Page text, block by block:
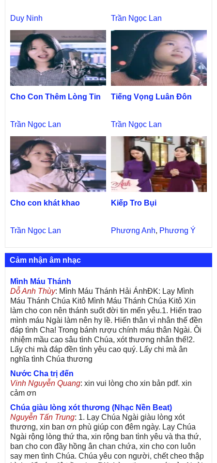
Duy Ninh Trần Ngọc Lan
Cho Con Thêm Lòng Tin
Trần Ngọc Lan
Tiếng Vọng Luân Đôn
Trần Ngọc Lan
Cho con khát khao
Trần Ngọc Lan
Kiếp Tro Bụi
Phương Anh, Phương Ý
Cảm nhận âm nhạc
Mình Máu Thánh
Dỗ Anh Thùy: Mình Máu Thánh Hải ÁnhĐK: Lạy Mình
Máu Thánh Chúa Kitô Mình Máu Thánh Chúa Kitô Xin
làm cho con nên thánh suốt đời tin mến yêu.1. Hiến trao
mình máu Ngài làm nên hy lề. Hiến thân vì nhân thế đền
đáp tình Cha! Trong bánh rượu chính máu thân Ngài. Ôi
nhiệm mầu cao sâu tình Chúa, xót thương nhân thế!2.
Lấy chi mà đáp đền tình yêu cao quý. Lấy chi mà ân
nghĩa tình Chúa thương
Nước Cha trị đến
Vinh Nguyễn Quang: xin vui lòng cho xin bản pdf. xin
cảm ơn
Chúa giàu lòng xót thương (Nhạc Nền Beat)
Nguyễn Tấn Trung: 1. Lạy Chúa Ngài giàu lòng xót
thương, xin ban ơn phù giúp con đêm ngày. Lạy Chúa
Ngài rộng lòng thứ tha, xin rộng ban tình yêu và tha thứ,
ban cho con đầy hồng ân chan chứa, xin cho con luôn
say men tình Chúa. Chúa yêu con người, chết cheo thập